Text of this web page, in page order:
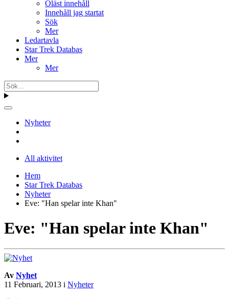
Oläst innehåll
Innehåll jag startat
Sök
Mer
Ledartavla
Star Trek Databas
Mer
Mer
Nyheter
All aktivitet
Hem
Star Trek Databas
Nyheter
Eve: "Han spelar inte Khan"
Eve: "Han spelar inte Khan"
Av Nyhet
11 Februari, 2013 i Nyheter